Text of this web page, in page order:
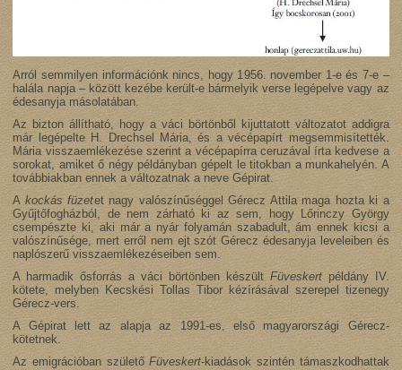
Arról semmilyen információnk nincs, hogy 1956. november 1-e és 7-e –
halála napja – között kezébe került-e bármelyik verse legépelve vagy az
édesanyja másolatában.
Az bizton állítható, hogy a váci börtönből kijuttatott változatot addigra
már legépelte H. Drechsel Mária, és a vécépapírt megsemmisítették.
Mária visszaemlékezése szerint a vécépapírra ceruzával írta kedvese a
sorokat, amiket ő négy példányban gépelt le titokban a munkahelyén. A
továbbiakban ennek a változatnak a neve Gépirat.
A kockás füzetet nagy valószínűséggel Gérecz Attila maga hozta ki a
Gyűjtőfogházból, de nem zárható ki az sem, hogy Lőrinczy György
csempészte ki, aki már a nyár folyamán szabadult, ám ennek kicsi a
valószínűsége, mert erről nem ejt szót Gérecz édesanyja leveleiben és
naplószerű visszaemlékezéseiben sem.
A harmadik ősforrás a váci börtönben készült Füveskertpéldány IV.
kötete, melyben Kecskési Tollas Tibor kézírásával szerepel tizenegy
Gérecz-vers.
A Gépirat lett az alapja az 1991-es, első magyarországi Gérecz-
kötetnek.
Az emigrációban születőFüveskert-kiadások szintén támaszkodhattak